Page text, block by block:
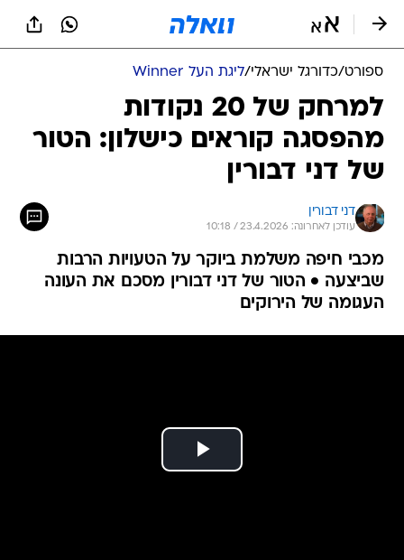
ספורט/כדורגל ישראלי/ליגת העל Winner
למרחק של 20 נקודות
מהפסגה קוראים כישלון: הטור
של דני דבורין
דני דבורין
עודכן לאחרונה: 23.4.2026 / 10:18
מכבי חיפה משלמת ביוקר על הטעויות הרבות
שביצעה • הטור של דני דבורין מסכם את העונה
העגומה של הירוקים